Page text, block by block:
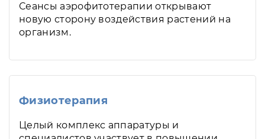
Сеансы аэрофитотерапии открывают
новую сторону воздействия растений на
организм.
Физиотерапия
Целый комплекс аппаратуры и